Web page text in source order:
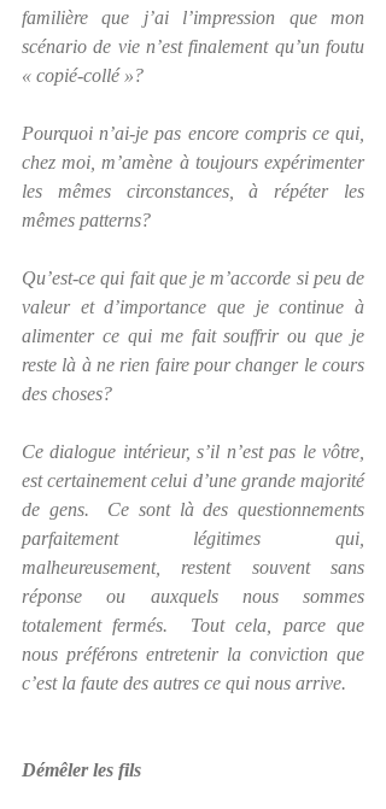
familière que j’ai l’impression que mon
scénario de vie n’est finalement qu’un foutu
« copié-collé »?
Pourquoi n’ai-je pas encore compris ce qui,
chez moi, m’amène à toujours expérimenter
les mêmes circonstances, à répéter les
mêmes patterns?
Qu’est-ce qui fait que je m’accorde si peu de
valeur et d’importance que je continue à
alimenter ce qui me fait souffrir ou que je
reste là à ne rien faire pour changer le cours
des choses?
Ce dialogue intérieur, s’il n’est pas le vôtre,
est certainement celui d’une grande majorité
de gens.  Ce sont là des questionnements
parfaitement légitimes qui,
malheureusement, restent souvent sans
réponse ou auxquels nous sommes
totalement fermés.  Tout cela, parce que
nous préférons entretenir la conviction que
c’est la faute des autres ce qui nous arrive.
Démêler les fils